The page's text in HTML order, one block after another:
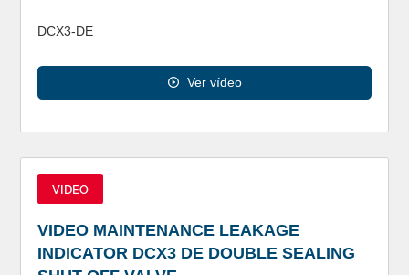
DCX3-DE
Ver vídeo
VIDEO
VIDEO MAINTENANCE LEAKAGE
INDICATOR DCX3 DE DOUBLE SEALING